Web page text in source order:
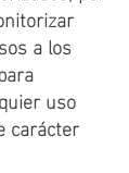
a los
uso
carácter